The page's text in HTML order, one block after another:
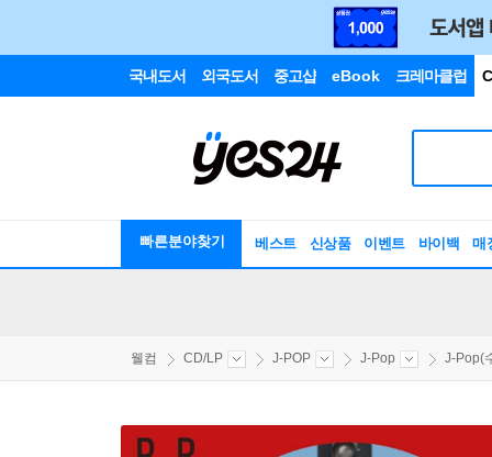
국내도서 외국도서 중고샵 eBook 크레마클럽
빠른분야찾기 베스트 신상품 이벤트 바이백 매
웰컴 CD/LP J-POP J-Pop J-Pop(